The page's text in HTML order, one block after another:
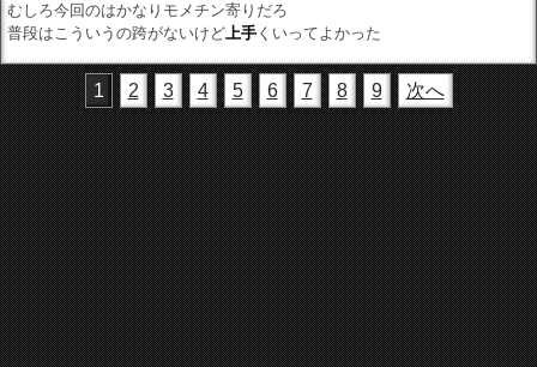
むしろ今回のはかなりモメチン寄りだろ
普段はこういうの跨がないけど上手 くいってよかった
1 2 3 4 5 6 7 8 9 次へ